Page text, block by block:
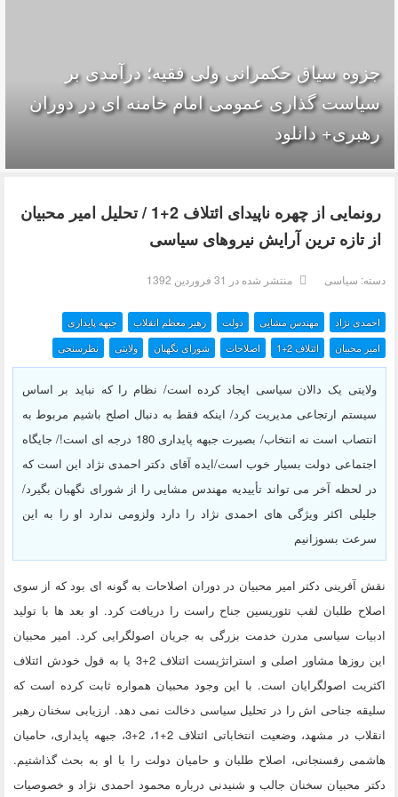
جزوه سیاق حکمرانی ولی فقیه؛ درآمدی بر
سیاست گذاری عمومی امام خامنه ای در دوران
رهبری+ دانلود
رونمایی از چهره ناپیدای ائتلاف 2+1 / تحلیل امیر محبیان
از تازه ترین آرایش نیروهای سیاسی
دسته: سیاسی منتشر شده در 31 فروردين 1392
احمدی نژاد مهندس مشایی دولت رهبر معظم انقلاب
جبهه پایداری
نظرسنجی
ولایتی شورای نگهبان اصلاحات ائتلاف 2+1 امیر محبیان
ولایتی یک دالان سیاسی ایجاد کرده است/ نظام را که نباید بر اساس
سیستم ارتجاعی مدیریت کرد/ اینکه فقط به دنبال اصلح باشیم مربوط به
انتصاب است نه انتخاب/ بصیرت جبهه پایداری 180 درجه ای است!/ جایگاه
اجتماعی دولت بسیار خوب است/ایده آقای دکتر احمدی نژاد این است که
در لحظه آخر می تواند تأییدیه مهندس مشایی را از شورای نگهبان بگیرد/
جلیلی اکثر ویژگی های احمدی نژاد را دارد ولزومی ندارد او را به این
سرعت بسوزانیم
نقش آفرینی دکتر امیر محبیان در دوران اصلاحات به گونه ای بود که از سوی
اصلاح طلبان لقب تئوریسین جناح راست را دریافت کرد. او بعد ها با تولید
ادبیات سیاسی مدرن خدمت بزرگی به جریان اصولگرایی کرد. امیر محبیان
این روزها مشاور اصلی و استراتژیست ائتلاف 2+3 یا به قول خودش ائتلاف
اکثریت اصولگرایان است. با این وجود محبیان همواره ثابت کرده است که
سلیقه جناحی اش را در تحلیل سیاسی دخالت نمی دهد. ارزیابی سخنان رهبر
انقلاب در مشهد، وضعیت انتخاباتی ائتلاف 2+1، 2+3، جبهه پایداری، حامیان
هاشمی رفسنجانی، اصلاح طلبان و حامیان دولت را با او به بحث گذاشتیم.
دکتر محبیان سخنان جالب و شنیدنی درباره محمود احمدی نژاد و خصوصیات